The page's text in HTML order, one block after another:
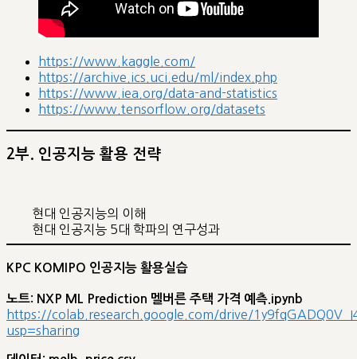
https://www.kaggle.com/
https://archive.ics.uci.edu/ml/index.php
https://www.iea.org/data-and-statistics
https://www.tensorflow.org/datasets
2부. 인공지능 활용 전략
현대 인공지능의 이해
현대 인공지능 5대 학파의 연구성과
KPC KOMIPO 인공지능 활용실습
노트: NXP ML Prediction 멜버른 주택 가격 예측.ipynb
https://colab.research.google.com/drive/
usp=sharing